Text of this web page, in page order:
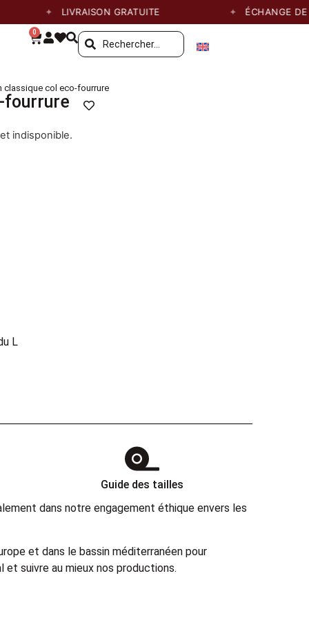
LIVRAISON GRATUITE ÉCHANGE DE
0
classique col eco-fourrure
fourrure
indisponible.
L
Guide des tailles
dans notre engagement éthique envers les
et dans le bassin méditerranéen pour
suivre au mieux nos productions.